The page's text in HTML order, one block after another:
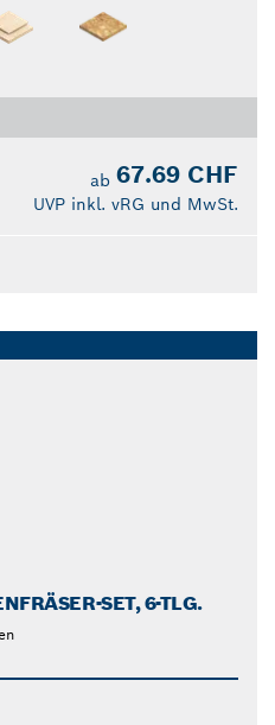
ab 67.69 CHF
UVP inkl. vRG und MwSt.
SET, 6-TLG.